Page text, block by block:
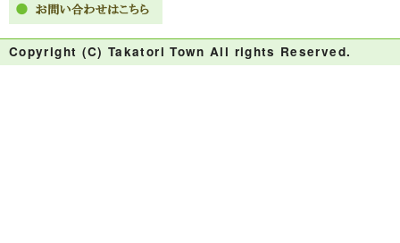
Copyright (C) Takatori Town All rights Reserved.